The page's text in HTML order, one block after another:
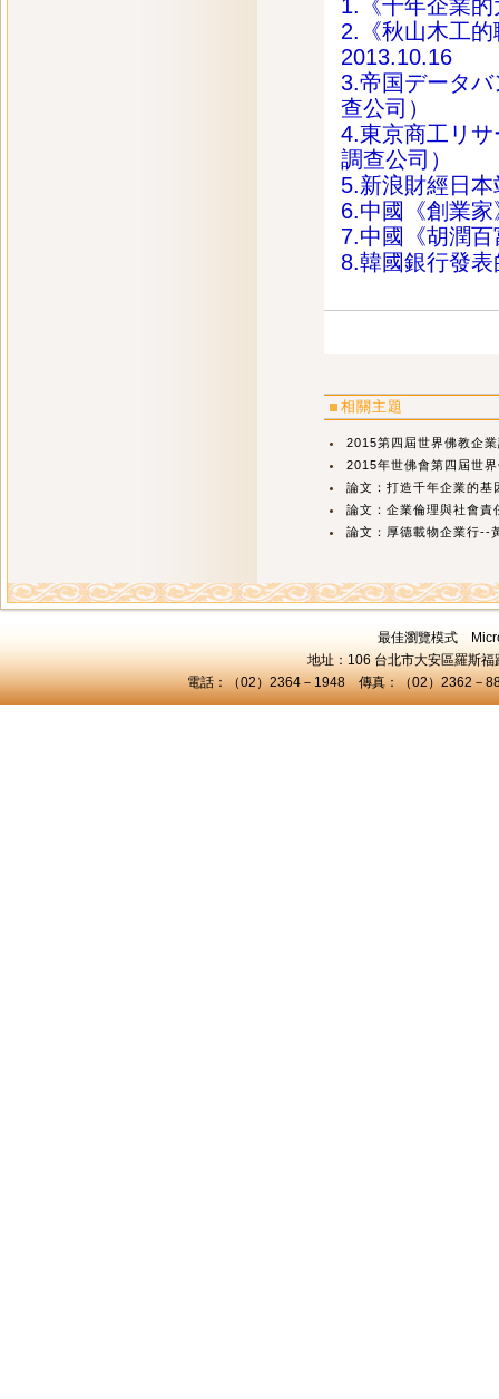
1.《千年企業
2.《秋山木工
2013.10.16
3.帝国データ
查公司）
4.東京商工リ
調查公司）
5.新浪財經日本
6.中國《創業
7.中國《胡潤
8.韓國銀行發
相關主題
2015第四屆世界佛教企
2015年世佛會第四屆世
論文：打造千年企業的基
論文：企業倫理與社會
論文：厚德載物企業行--
最佳瀏覽模式
地址：106 台北市大安區羅斯
電話：（02）2364－1948 傳真：（02）2362－